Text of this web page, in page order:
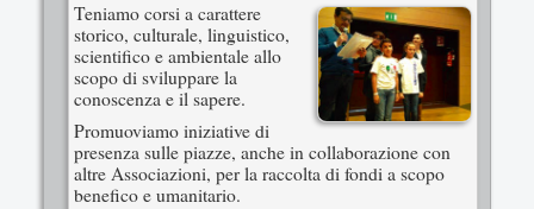
Teniamo corsi a carattere
storico, culturale, linguistico,
scientifico e ambientale allo
scopo di sviluppare la
conoscenza e il sapere.
Promuoviamo iniziative di
presenza sulle piazze, anche in collaborazione con
altre Associazioni, per la raccolta di fondi a scopo
benefico e umanitario.